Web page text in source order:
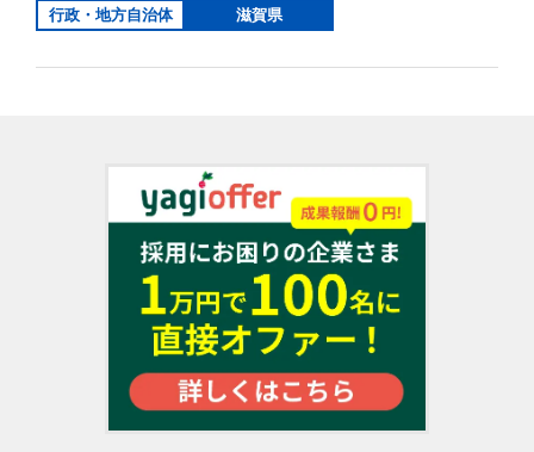
行政・地方自治体 滋賀県